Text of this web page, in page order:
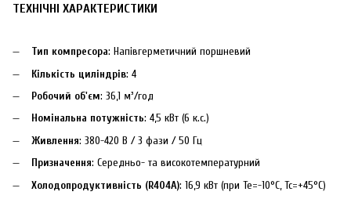
ТЕХНІЧНІ ХАРАКТЕРИСТИКИ
Тип компресора: Напівгерметичний поршневий
Кількість циліндрів: 4
Робочий об'єм: 36,1 м³/год
Номінальна потужність: 4,5 кВт (6 к.с.)
Живлення: 380-420 В / 3 фази / 50 Гц
Призначення: Середньо- та високотемпературний
Холодопродуктивність (R404A): 16,9 кВт (при Te=-10°C, Tc=+45°C)